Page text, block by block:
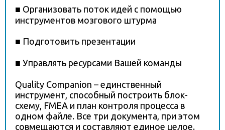
■ Организовать поток идей с помощью
инструментов мозгового штурма
■ Подготовить презентации
■ Управлять ресурсами Вашей команды
Quality Companion – единственный
инструмент, способный построить блок-
схему, FMEA и план контроля процесса в
одном файле. Все три документа, при этом
совмещаются и составляют единое целое.